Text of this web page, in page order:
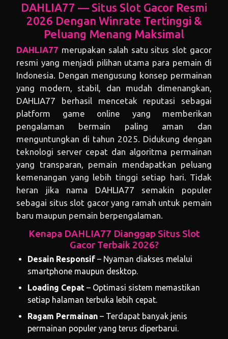
DAHLIA77 — Situs Slot Gacor Resmi
2026 Dengan Winrate Tertinggi &
Peluang Menang Maksimal
DAHLIA77 merupakan salah satu situs slot gacor
resmi yang menjadi pilihan utama para pemain di
Indonesia. Dengan mengusung konsep permainan
yang modern, stabil, dan mudah dimenangkan,
DAHLIA77 berhasil mencetak reputasi sebagai
platform game online yang memberikan
pengalaman bermain paling aman dan
menguntungkan di tahun 2025. Didukung dengan
teknologi server cepat dan algoritma permainan
yang transparan, pemain mendapatkan peluang
kemenangan yang lebih tinggi setiap hari. Tidak
heran jika nama DAHLIA77 semakin populer
sebagai situs slot gacor yang ramah untuk pemain
baru maupun pemain berpengalaman.
Kenapa DAHLIA77 Dianggap Situs Slot
Gacor Terbaik 2026?
Desain Responsif – Nyaman diakses melalui
smartphone maupun desktop.
Loading Cepat – Optimasi sistem memastikan
setiap halaman terbuka lebih cepat.
Ragam Permainan – Terdapat banyak jenis
permainan populer yang terus diperbarui.